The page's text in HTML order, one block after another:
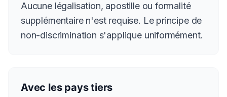
Aucune légalisation, apostille ou formalité
supplémentaire n'est requise. Le principe de
non-discrimination s'applique uniformément.
Avec les pays tiers